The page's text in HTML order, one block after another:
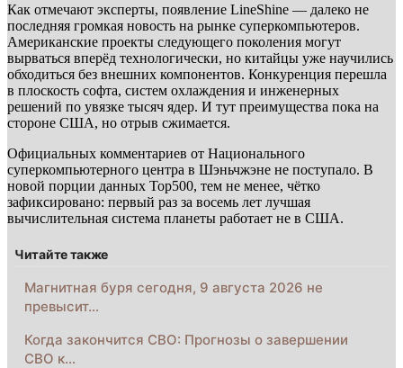
Как отмечают эксперты, появление LineShine — далеко не
последняя громкая новость на рынке суперкомпьютеров.
Американские проекты следующего поколения могут
вырваться вперёд технологически, но китайцы уже научились
обходиться без внешних компонентов. Конкуренция перешла
в плоскость софта, систем охлаждения и инженерных
решений по увязке тысяч ядер. И тут преимущества пока на
стороне США, но отрыв сжимается.
Официальных комментариев от Национального
суперкомпьютерного центра в Шэньчжэне не поступало. В
новой порции данных Top500, тем не менее, чётко
зафиксировано: первый раз за восемь лет лучшая
вычислительная система планеты работает не в США.
Читайте также
Магнитная буря сегодня, 9 августа 2026 не
превысит…
Когда закончится СВО: Прогнозы о завершении
СВО к…